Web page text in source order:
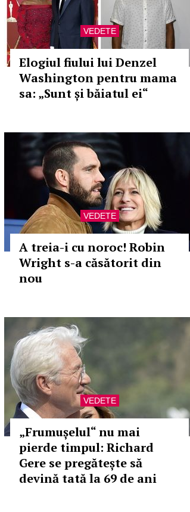
VEDETE
Elogiul fiului lui Denzel
Washington pentru mama
sa: „Sunt și băiatul ei“
VEDETE
A treia-i cu noroc! Robin
Wright s-a căsătorit din
nou
VEDETE
„Frumușelul“ nu mai
pierde timpul: Richard
Gere se pregătește să
devină tată la 69 de ani